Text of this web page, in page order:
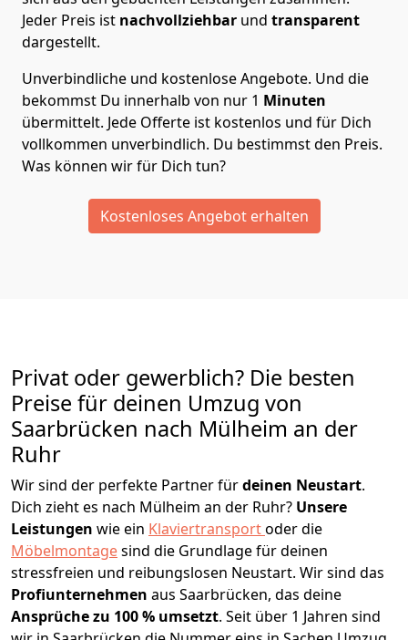
Jeder Preis ist nachvollziehbar und transparent
dargestellt.
Unverbindliche und kostenlose Angebote. Und die
bekommst Du innerhalb von nur 1 Minuten
übermittelt. Jede Offerte ist kostenlos und für Dich
vollkommen unverbindlich. Du bestimmst den Preis.
Was können wir für Dich tun?
Kostenloses Angebot erhalten
Privat oder gewerblich? Die besten
Preise für deinen Umzug von
Saarbrücken nach Mülheim an der
Ruhr
Wir sind der perfekte Partner fürdeinen Neustart.
Dich zieht es nach Mülheim an der Ruhr? Unsere
Leistungen wie ein Klaviertransportoder die
Möbelmontagesind die Grundlage für deinen
stressfreien und reibungslosen Neustart. Wir sind das
Profiunternehmen aus Saarbrücken, das deine
Ansprüche zu 100 % umsetzt. Seit über 1 Jahren sind